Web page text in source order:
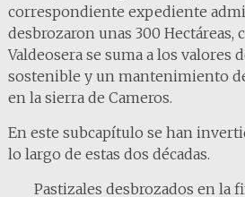
correspondiente expediente
desbrozaron unas 300 Hectáreas,
Valdeosera se suma a los valores
sostenible y un mantenimiento
en la sierra de Cameros.
En este subcapítulo se han
lo largo de estas dos décadas.
Pastizales desbrozados en la